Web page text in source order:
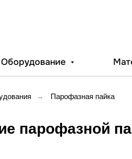
Оборудование
→ Парофазная пайка
парофазной